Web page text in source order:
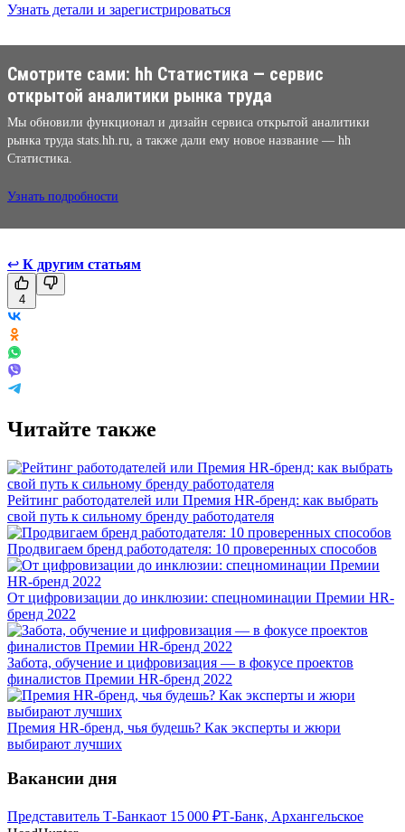
Узнать детали и зарегистрироваться
Смотрите сами: hh Cтатистика — сервис
открытой аналитики рынка труда
Мы обновили функционал и дизайн сервиса открытой аналитики
рынка труда stats.hh.ru, а также дали ему новое название — hh
Cтатистика.
Узнать подробности
↩ К другим статьям
4
Читайте также
Рейтинг работодателей или Премия HR-бренд: как выбрать
свой путь к сильному бренду работодателя
Продвигаем бренд работодателя: 10 проверенных способов
От цифровизации до инклюзии: спецноминации Премии HR-
бренд 2022
Забота, обучение и цифровизация — в фокусе проектов
финалистов Премии HR-бренд 2022
Премия HR-бренд, чья будешь? Как эксперты и жюри
выбирают лучших
Вакансии дня
Представитель Т-Банкаот 15 000 ₽Т-Банк, Архангельское